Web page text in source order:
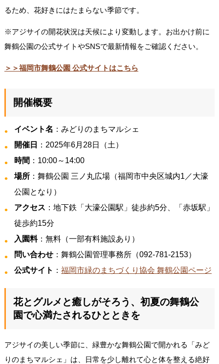
るため、花好きにはたまらない季節です。
※アジサイの開花状況は天候により変動します。お出かけ前に
舞鶴公園の公式サイトやSNSで最新情報をご確認ください。
＞＞福岡市舞鶴公園 公式サイトはこちら
開催概要
イベント名 ：みどりのまちマルシェ
開催日
：2025年6月28日（土）
時間 ：10:00～14:00
場所：舞鶴公園 三ノ丸広場（福岡市中央区城内1／大濠
公園となり）
アクセス ：地下鉄「大濠公園駅」徒歩約5分、「赤坂駅」
徒歩約15分
入園料：無料（一部有料施設あり）
問い合わせ：舞鶴公園管理事務所（092-781-2153）
公式サイト ： 福岡市緑のまちづくり協会 舞鶴公園ページ
花とグルメと癒しがそろう、初夏の舞鶴公
園で心満たされるひとときを
アジサイの美しい季節に、緑豊かな舞鶴公園で開かれる「みど
りのまちマルシェ」は、日常を少し離れて心と体を整える絶好